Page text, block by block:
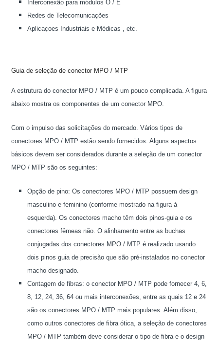
Interconexão para módulos O / E
Redes de Telecomunicações
Aplicaçoes Industriais e Médicas , etc.
Guia de seleção de conector MPO / MTP
A estrutura do conector MPO / MTP é um pouco complicada. A figura
abaixo mostra os componentes de um conector MPO.
Com o impulso das solicitações do mercado. Vários tipos de
conectores MPO / MTP estão sendo fornecidos. Alguns aspectos
básicos devem ser considerados durante a seleção de um conector
MPO / MTP são os seguintes:
Opção de pino: Os conectores MPO / MTP possuem design
masculino e feminino (conforme mostrado na figura à
esquerda). Os conectores macho têm dois pinos-guia e os
conectores fêmeas não. O alinhamento entre as buchas
conjugadas dos conectores MPO / MTP é realizado usando
dois pinos guia de precisão que são pré-instalados no conector
macho designado.
Contagem de fibras: o conector MPO / MTP pode fornecer 4, 6,
8, 12, 24, 36, 64 ou mais interconexões, entre as quais 12 e 24
são os conectores MPO / MTP mais populares. Além disso,
como outros conectores de fibra ótica, a seleção de conectores
MPO / MTP também deve considerar o tipo de fibra e o design